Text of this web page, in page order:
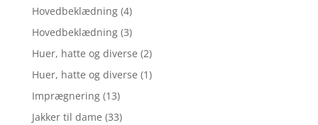
Hovedbeklædning (4)
Hovedbeklædning (3)
Huer, hatte og diverse (2)
Huer, hatte og diverse (1)
Imprægnering (13)
Jakker til dame (33)